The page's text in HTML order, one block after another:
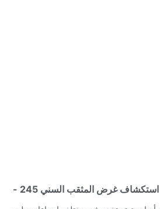
- استكشاف غرض المثقب السني 245